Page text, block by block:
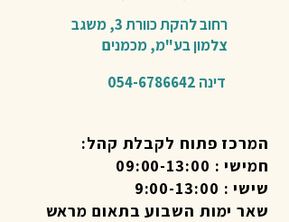
רחוב להקת כוורת 3,
משגב
צלמון בע"מ,מכמנים​
דינה 054-6786642
המרכז פתוח לקבלת קהל:
חמישי : 09:00-13:00
שישי : 9:00-13:00
שאר ימות השבוע בתאום מראש